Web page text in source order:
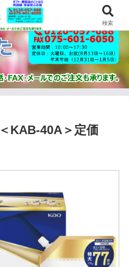
KAB-40A＞定価
検索